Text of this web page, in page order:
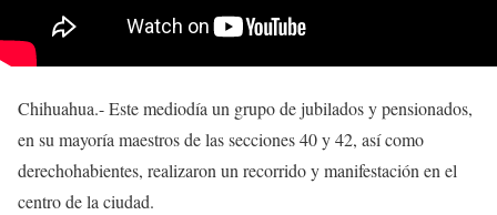
Chihuahua.- Este mediodía un grupo de jubilados y pensionados,
en su mayoría maestros de las secciones 40 y 42, así como
derechohabientes, realizaron un recorrido y manifestación en el
centro de la ciudad.